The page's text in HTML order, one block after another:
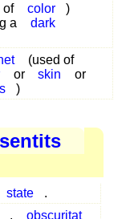
of color
)
a
dark
(used of
or skin
or
)
state
.
,
obscuritat